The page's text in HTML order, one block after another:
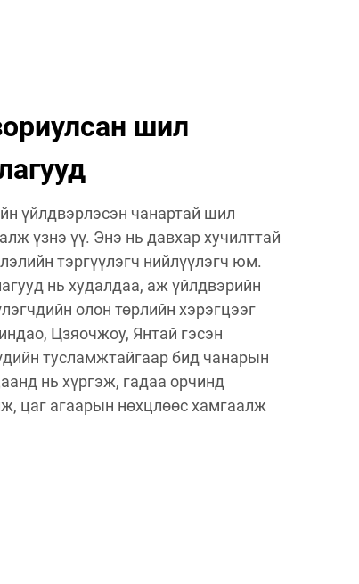
шил
үйлдвэрлэсэн чанартай шил
үзнэ үү. Энэ нь давхар хучилттай
тэргүүлэгч нийлүүлэгч юм.
нь худалдаа, аж үйлдвэрийн
олон төрлийн хэрэгцээг
Цзяочжоу, Янтай гэсэн
тусламжтайгаар бид чанарын
нь хүргэж, гадаа орчинд
цаг агаарын нөхцлөөс хамгаалж